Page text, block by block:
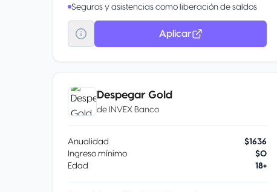
Seguros y asistencias como liberación de saldos
por fallecimiento y protección contra
robo/extravío.
Otros beneficios sin costo como domiciliación de
Aplicar
Despegar Gold
de INVEX Banco
Anualidad
$1636
Ingreso mínimo
$0
Edad
18+